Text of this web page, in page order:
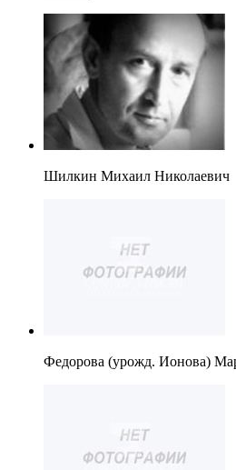
Шилкин Михаил Николаевич
Федорова (урожд. Ионова)